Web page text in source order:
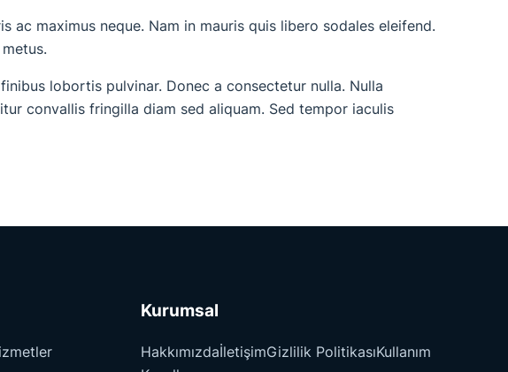
maximus neque. Nam in mauris quis libero sodales eleifend.
lobortis pulvinar. Donec a consectetur nulla. Nulla
convallis fringilla diam sed aliquam. Sed tempor iaculis
Kurumsal
HakkımızdaİletişimGizlilik PolitikasıKullanım